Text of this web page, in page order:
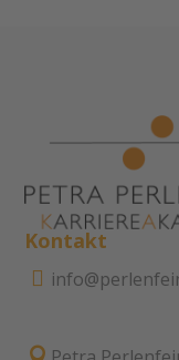
Kontakt
